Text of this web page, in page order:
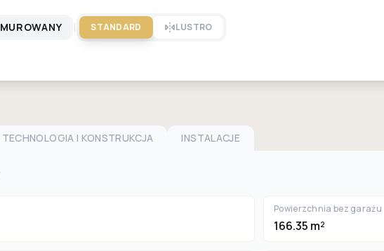
MUROWANY | STANDARD LUSTRO
TECHNOLOGIA I KONSTRUKCJA INSTALACJE
Powierzchnia bez garażu
166.35 m²